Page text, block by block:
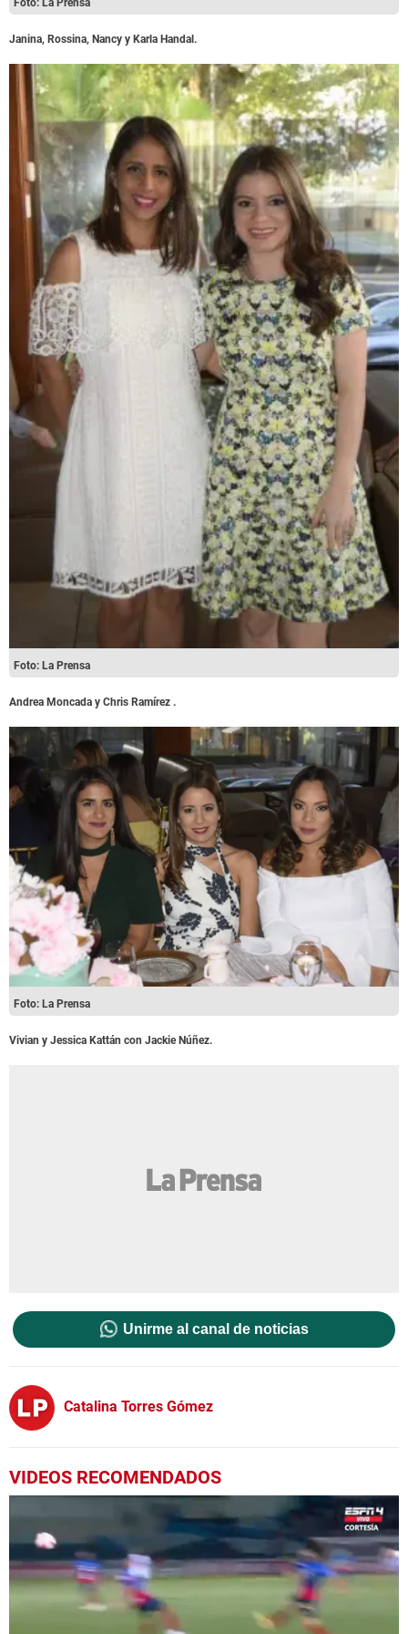
Foto: La Prensa
Janina, Rossina, Nancy y Karla Handal.
Foto: La Prensa
Andrea Moncada y Chris Ramírez .
Foto: La Prensa
Vivian y Jessica Kattán con Jackie Núñez.
Unirme al canal de noticias
Catalina Torres Gómez
VIDEOS RECOMENDADOS